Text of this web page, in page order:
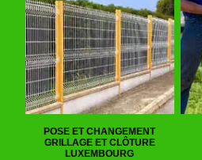
POSE ET CHANGEMENT
GRILLAGE ET CLÔTURE
LUXEMBOURG